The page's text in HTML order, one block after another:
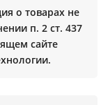
о товарах не
п. 2 ст. 437
сайте